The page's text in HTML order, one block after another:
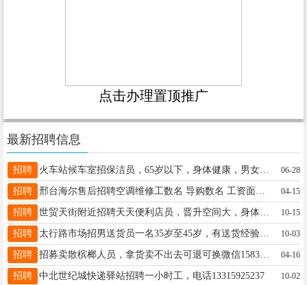
点击办理置顶推广
最新招聘信息
招聘 火车站候车室招保洁员，65岁以下，身体健康，男女不限，电话13292179871 06-28
招聘 04-15
招聘 世贸天街附近招聘天天便利店员，晋升空间大，身体健康，有相关工作经验优先，电话13333091309，。 10-15
招聘 太行路市场招男送货员一名35岁至45岁，有送货经验优先。工资4500一5000元。联系电话13031927622 10-03
招聘 招募卖散槟榔人员，拿货卖不出去可退可换微信15832959059电话16768081444 04-16
招聘 中北世纪城快递驿站招聘一小时工，电话13315925237 10-02